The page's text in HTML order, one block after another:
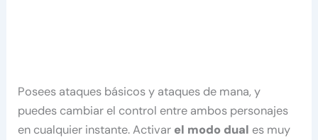
Posees ataques básicos y ataques de mana, y
puedes cambiar el control entre ambos personajes
en cualquier instante. Activar el modo dual es muy